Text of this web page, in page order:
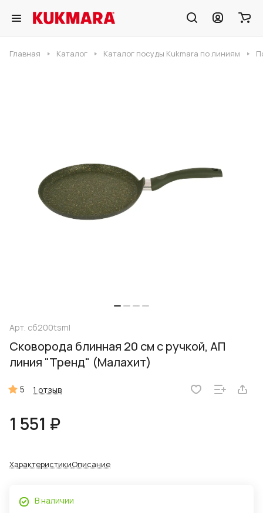
Главная Каталог Каталог посуды Kukmara по линиям
Арт. сб200tsml
Сковорода блинная 20 см с ручкой, АП
линия "Тренд" (Малахит)
5 1 отзыв
1 551 ₽
ХарактеристикиОписание
В наличии